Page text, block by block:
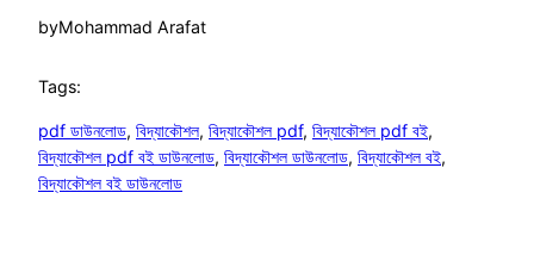
byMohammad Arafat
Tags:
pdf ডাউনলোড, বিদ্যাকৌশল, বিদ্যাকৌশল pdf, বিদ্যাকৌশল pdf বই
বিদ্যাকৌশল pdf বই ডাউনলোড, বিদ্যাকৌশল ডাউনলোড, বিদ্যাকৌশল বই
বিদ্যাকৌশল বই ডাউনলোড